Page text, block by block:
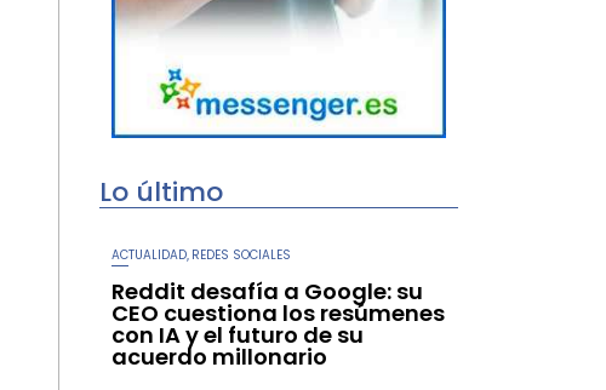
Lo último
ACTUALIDAD REDES SOCIALES
Reddit desafía a Google: su
CEO cuestiona los resúmenes
con IA y el futuro de su
acuerdo millonario